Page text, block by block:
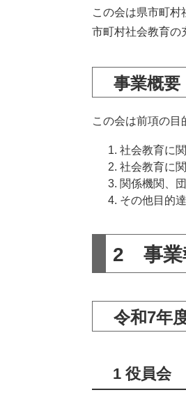
この会は県市町
市町村社会教育の
事業概要
この会は前項の目
社会教育に
社会教育に
関係機関、
その他目的
2 事業
令和7年
1 役員会